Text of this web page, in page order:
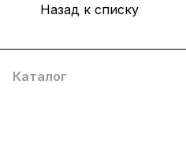
Назад к списку
Каталог